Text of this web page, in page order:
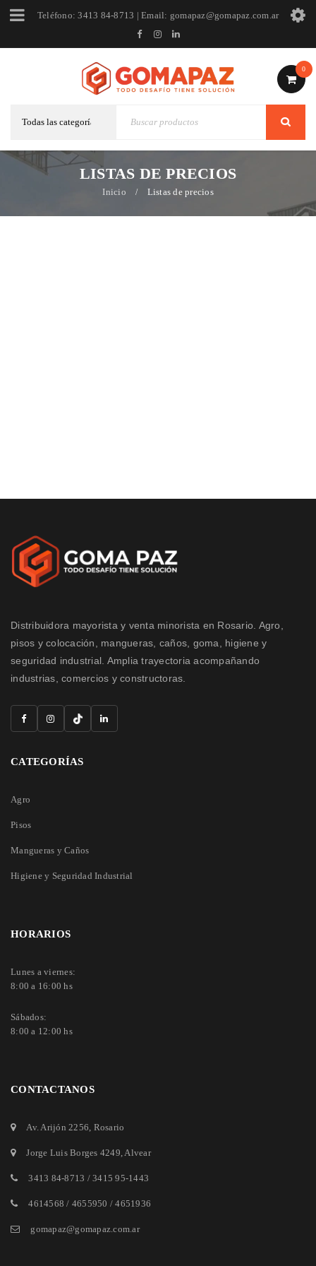
Teléfono: 3413 84-8713 | Email: gomapaz@gomapaz.com.ar
0
LISTAS DE PRECIOS
Inicio / Listas de precios
Distribuidora mayorista y venta minorista en Rosario. Agro,
pisos y colocación, mangueras, caños, goma, higiene y
seguridad industrial. Amplia trayectoria acompañando
industrias, comercios y constructoras.
CATEGORÍAS
Agro
Pisos
Mangueras y Caños
Higiene y Seguridad Industrial
HORARIOS
Lunes a viernes:
8:00 a 16:00 hs
Sábados:
8:00 a 12:00 hs
CONTACTANOS
Av. Arijón 2256, Rosario
Jorge Luis Borges 4249, Alvear
3413 84-8713 / 3415 95-1443
4614568 / 4655950 / 4651936
gomapaz@gomapaz.com.ar